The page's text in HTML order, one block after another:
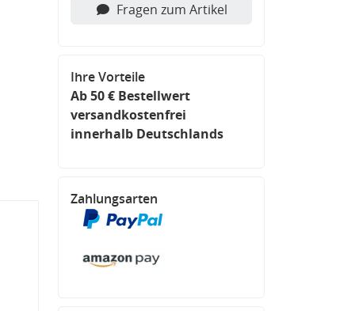
Fragen zum Artikel
Ihre Vorteile
Ab 50 € Bestellwert
versandkostenfrei
innerhalb Deutschlands
Zahlungsarten